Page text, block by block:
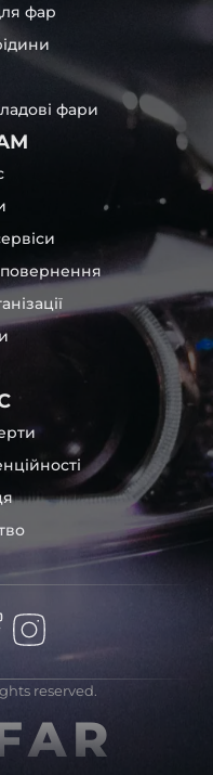
фар
фари
повернення
reserved.